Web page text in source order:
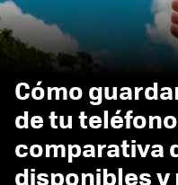
Cómo
de tu
comparativa
disponibles